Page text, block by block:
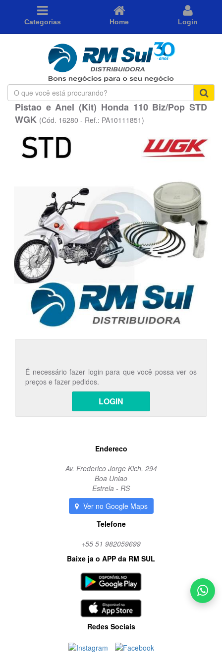
Categorias Home Login
O
que
você
está
Pistao e Anel (Kit) Honda 110 Biz/Pop STD
WGK (Cód. 16280 - Ref.: PA10111851)
É necessário fazer login para que você possa ver os
preços e fazer pedidos.
LOGIN
Endereco
Av. Frederico Jorge Kich, 294
Boa Uniao
Estrela - RS
Ver no Google Maps
Telefone
+55 51 982059699
Baixe ja o APP da RM SUL
Redes Sociais